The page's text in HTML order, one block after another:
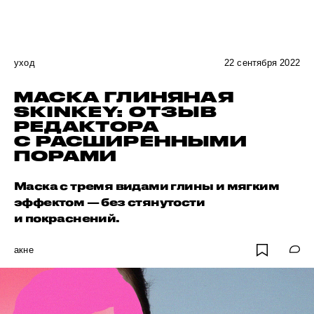
уход 22 сентября 2022
МАСКА ГЛИНЯНАЯ
SKINKEY: ОТЗЫВ
РЕДАКТОРА
С РАСШИРЕННЫМИ
ПОРАМИ
Маска с тремя видами глины и мягким
эффектом — без стянутости
и покраснений.
акне